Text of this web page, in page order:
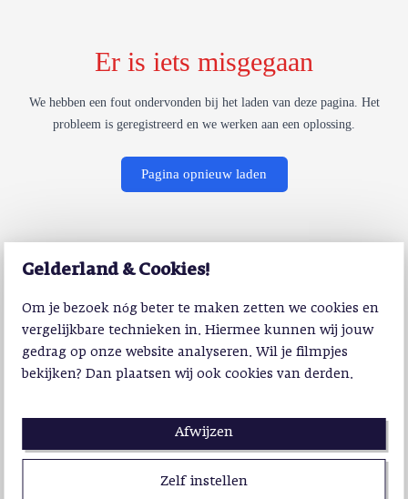
Gelderland & Cookies!
Om je bezoek nóg beter te maken zetten we cookies en
vergelijkbare technieken in. Hiermee kunnen wij jouw
gedrag op onze website analyseren. Wil je filmpjes
bekijken? Dan plaatsen wij ook cookies van derden.
Afwijzen
Zelf instellen
Er is iets misgegaan
We hebben een fout ondervonden bij het laden van deze pagina. Het
probleem is geregistreerd en we werken aan een oplossing.
Pagina opnieuw laden